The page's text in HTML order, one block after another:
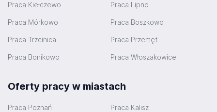
Praca Kiełczewo Praca Lipno
Praca Mórkowo Praca Boszkowo
Praca Trzcinica Praca Przemęt
Praca Bonikowo Praca Włoszakowice
Oferty pracy w miastach
Praca Poznań Praca Kalisz